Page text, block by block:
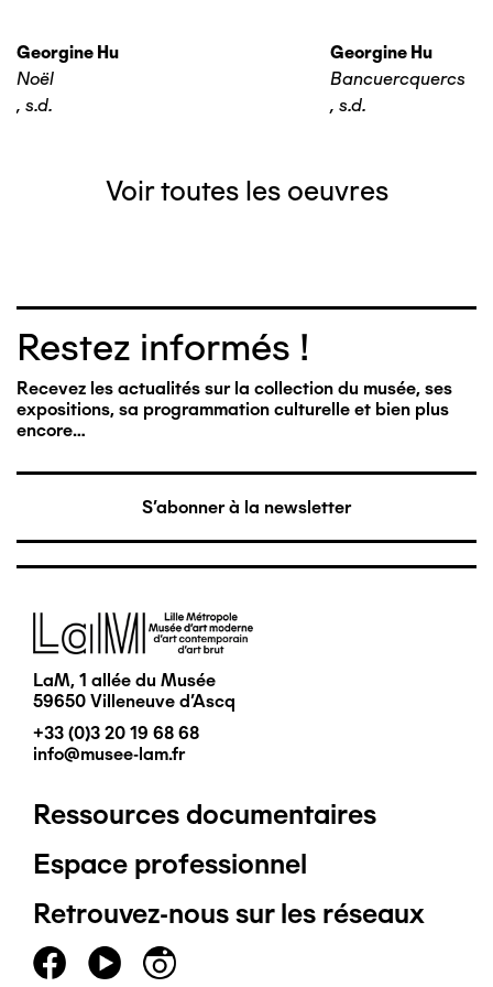
Georgine Hu
Noël
, s.d.
Georgine Hu
Bancuercquercs
, s.d.
Voir toutes les oeuvres
Restez informés !
Recevez les actualités sur la collection du musée, ses
expositions, sa programmation culturelle et bien plus
encore…
S'abonner à la newsletter
Image
LaM, 1 allée du Musée
59650 Villeneuve d'Ascq
+33 (0)3 20 19 68 68
info@musee-lam.fr
Pied
de
page
Ressources documentaires
Espace professionnel
Retrouvez-nous sur les réseaux